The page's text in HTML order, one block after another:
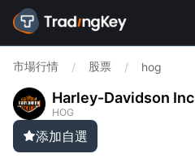
市場行情 / 股票 / hog
Harley-Davidson Inc
HOG
添加自選